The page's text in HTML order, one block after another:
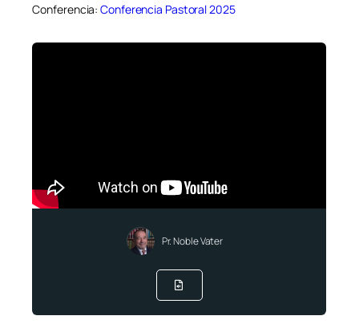
Conferencia:Conferencia Pastoral 2025
Pr. Noble Vater